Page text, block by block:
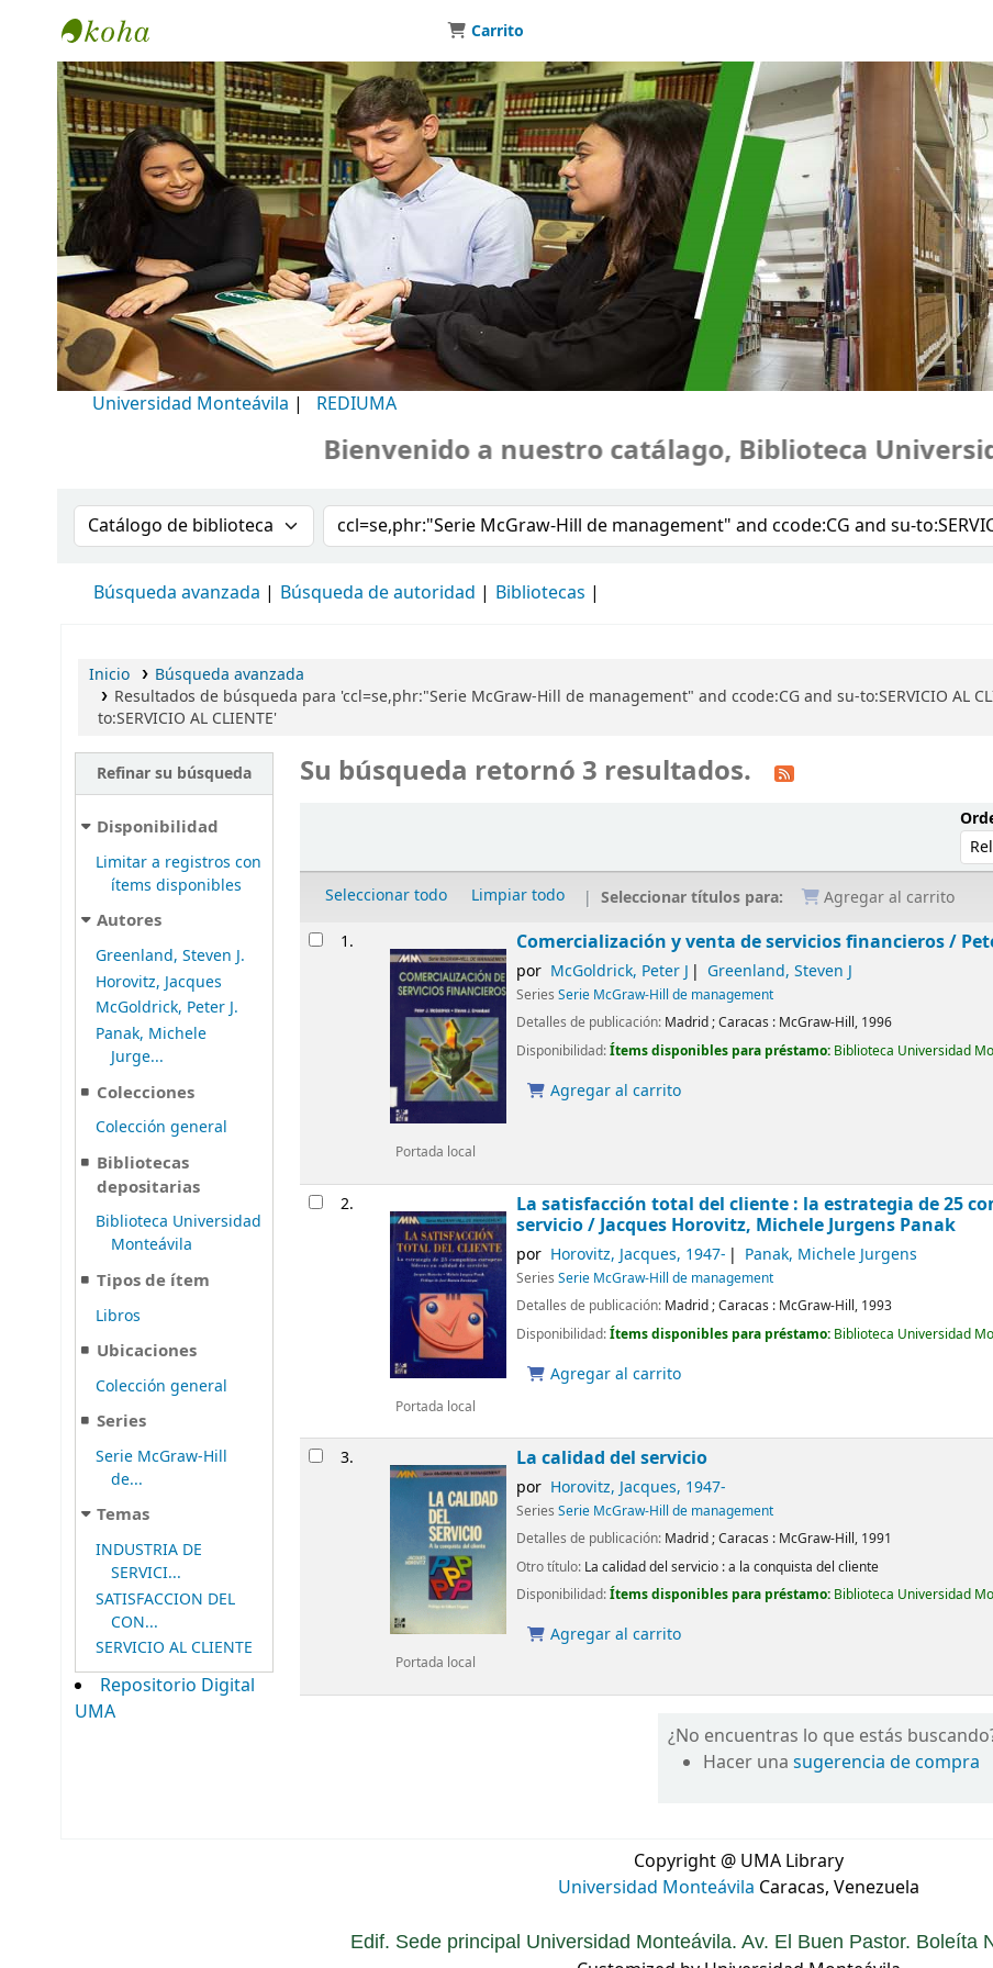
Biblioteca Universidad Monteávila
Carrito
Universidad Monteávila | REDIUMA
Bienvenido a nuestro catálago, Biblioteca
Buscar en el catálogo por:Buscar en el catálogo
Búsqueda avanzada Búsqueda de autoridad Bibliotecas
Inicio
Búsqueda avanzada
Resultados de búsqueda para 'ccl=se,phr:"Serie McGraw-Hill de management" and ccode:CG and su-to:SERVICIO AL
to:SERVICIO AL CLIENTE'
Refinar su búsqueda
Disponibilidad
Limitar a registros con
ítems disponibles
Autores
Greenland, Steven J.
Horovitz, Jacques
McGoldrick, Peter J.
Panak, Michele
Jurge...
Colecciones
Colección general
Bibliotecas
depositarias
Biblioteca Universidad
Monteávila
Tipos de ítem
Libros
Ubicaciones
Colección general
Series
Serie McGraw-Hill
de...
Temas
INDUSTRIA DE
SERVICI...
SATISFACCION DEL
CON...
SERVICIO AL CLIENTE
Repositorio Digital
UMA
Su búsqueda retornó 3 resultados.
Seleccionar todo Limpiar todo Seleccionar títulos para: Agregar al carrito
Resultados
1.
Portada local
Comercialización y venta de servicios financieros /
por McGoldrick, Peter J Greenland, Steven J
SeriesSerie McGraw-Hill de management
Detalles de publicación: Madrid ; Caracas : McGraw-Hill, 1996
Disponibilidad:Ítems disponibles para préstamo: Biblioteca Universidad
Agregar al carrito
2.
Portada local
La satisfacción total del cliente : la estrategia de 25
servicio /Jacques Horovitz, Michele Jurgens Panak
por Horovitz, Jacques, 1947- Panak, Michele Jurgens
SeriesSerie McGraw-Hill de management
Detalles de publicación: Madrid ; Caracas : McGraw-Hill, 1993
Disponibilidad:Ítems disponibles para préstamo: Biblioteca Universidad
Agregar al carrito
3.
Portada local
La calidad del servicio
por Horovitz, Jacques, 1947-
SeriesSerie McGraw-Hill de management
Detalles de publicación: Madrid ; Caracas : McGraw-Hill, 1991
Otro título: La calidad del servicio : a la conquista del cliente
Disponibilidad:Ítems disponibles para préstamo: Biblioteca Universidad
Agregar al carrito
¿No encuentras lo que estás
Hacer unasugerencia de compra
Copyright @ UMA Library
Universidad Monteávila Caracas, Venezuela
Edif. Sede principal Universidad Monteávila. Av. El Buen Pastor. Boleíta